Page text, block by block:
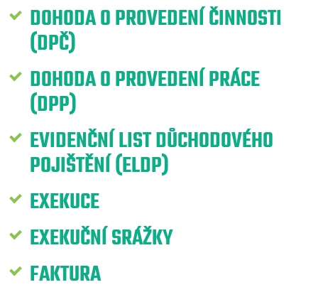
DOHODA O PROVEDENÍ ČINNOSTI
(DPČ)
DOHODA O PROVEDENÍ PRÁCE
(DPP)
EVIDENČNÍ LIST DŮCHODOVÉHO
POJIŠTĚNÍ (ELDP)
EXEKUCE
EXEKUČNÍ SRÁŽKY
FAKTURA